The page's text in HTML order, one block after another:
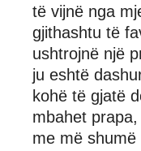
të vijnë nga
gjithashtu të
ushtrojnë një
ju eshtë
kohë të gjatë
mbahet
me më shumë